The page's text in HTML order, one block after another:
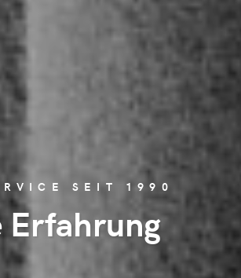
SEIT 1990
Erfahrung